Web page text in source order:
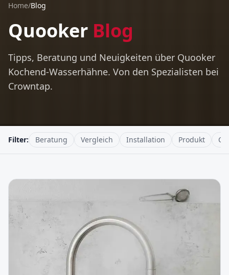
Home/Blog
Quooker Blog
Tipps, Beratung und Neuigkeiten über Quooker
Kochend-Wasserhähne. Von den Spezialisten bei
Crowntap.
Filter: Beratung Vergleich Installation Produkt